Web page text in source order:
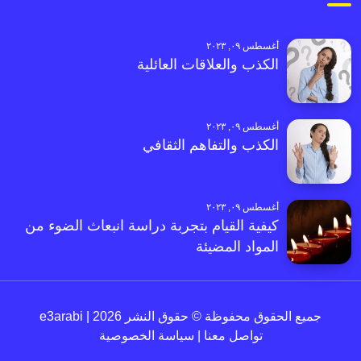
أغسطس ٠٩, ٢٠٢٣
الكذب والعلاقات العائلية
أغسطس ٠٩, ٢٠٢٣
الكذب والتفاهم الثقافي
أغسطس ٠٩, ٢٠٢٣
كيفية القيام بتجربة دراسة انبعاث الضوء من
المواد المضيئة
جميع الحقوق محفوظة © حقوق النشر 2026 | e3arabi
تواصل معنا
سياسة الخصوصية